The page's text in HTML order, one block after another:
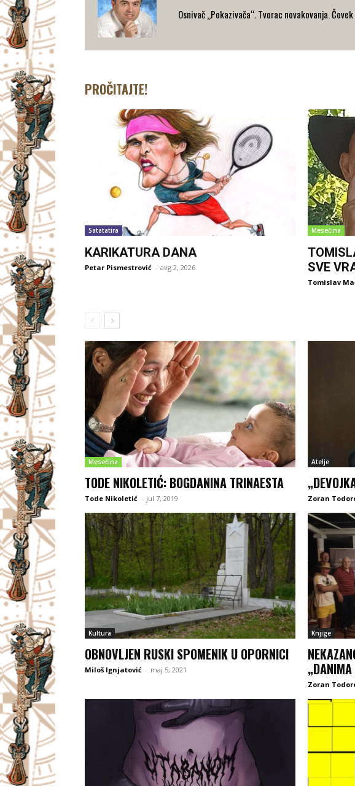
Osnivač „Pokazivača“. Tvorac novakovanja.
PROČITAJTE!
Satatatira
KARIKATURA DANA
Petar Pismestrović - avg 2, 2026
Mesečina
SVE
Tomislav
Mesečina
TODE NIKOLETIĆ: BOGDANINA TRINAESTA
Tode Nikoletić - jul 7, 2019
Atelje
Zoran
Kultura
OBNOVLJEN RUSKI SPOMENIK U OPORNICI
Miloš Ignjatović - maj 5, 2021
Knjige
Zoran